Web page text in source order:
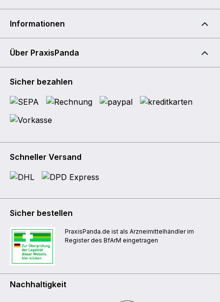
Informationen
Über PraxisPanda
Sicher bezahlen
Schneller Versand
Sicher bestellen
PraxisPanda.de ist als Arzneimittelhändler im
Register des BfArM eingetragen
Nachhaltigkeit